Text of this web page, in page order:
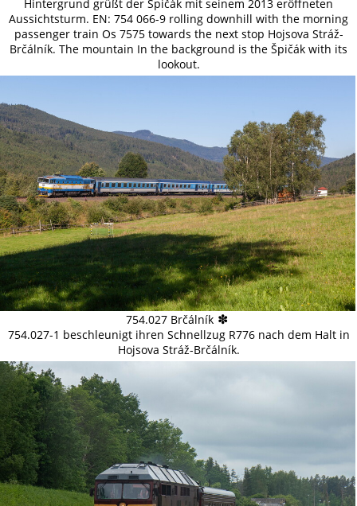
Hintergrund grüßt der Špičák mit seinem 2013 eröffneten
Aussichtsturm. EN: 754 066-9 rolling downhill with the morning
passenger train Os 7575 towards the next stop Hojsova Stráž-
Brčálník. The mountain In the background is the Špičák with its
lookout.
754.027 Brčálník ✽
754.027-1 beschleunigt ihren Schnellzug R776 nach dem Halt in
Hojsova Stráž-Brčálník.